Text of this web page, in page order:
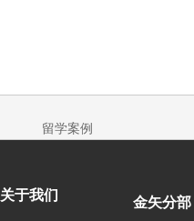
留学案例
关于我们 金矢分部